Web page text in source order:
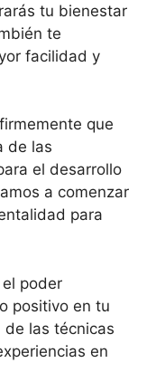
tu bienestar
te
facilidad y
que
de las
el desarrollo
a comenzar
para
poder
positivo en tu
de las técnicas
en